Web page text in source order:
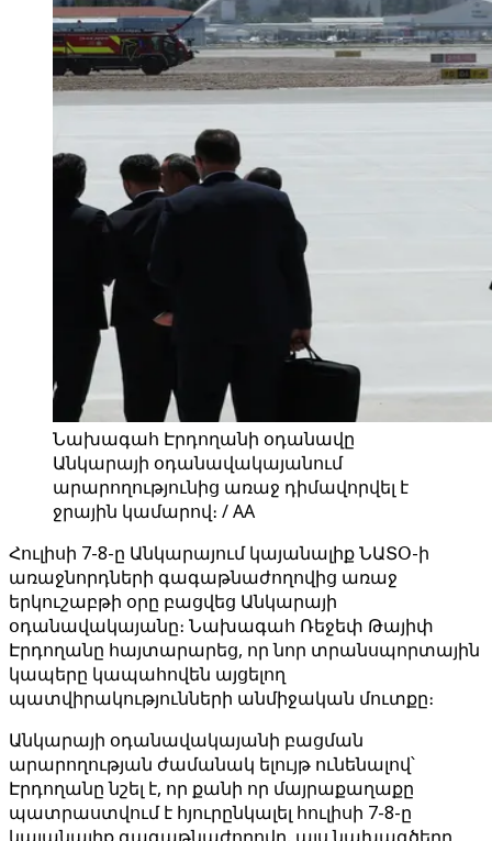
Նախագահ Էրդողանի օդանավը
Անկարայի օդանավակայանում
արարողությունից առաջ դիմավորվել է
ջրային կամարով։ / AA
Հուլիսի 7-8-ը Անկարայում կայանալիք ՆԱՏՕ-ի
առաջնորդների գագաթնաժողովից առաջ
երկուշաբթի օրը բացվեց Անկարայի
օդանավակայանը։ Նախագահ Ռեջեփ Թայիփ
Էրդողանը հայտարարեց, որ նոր տրանսպորտային
կապերը կապահովեն այցելող
պատվիրակությունների անմիջական մուտքը։
Անկարայի օդանավակայանի բացման
արարողության ժամանակ ելույթ ունենալով՝
Էրդողանը նշել է, որ քանի որ մայրաքաղաքը
պատրաստվում է հյուրընկալել հուլիսի 7-8-ը